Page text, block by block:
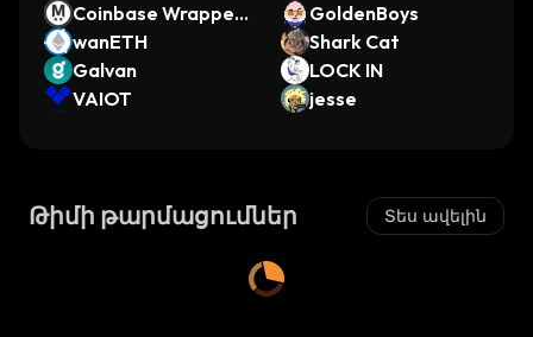
Coinbase Wrapped
MEGA
GoldenBoys
wanETH
Shark Cat
Galvan
LOCK IN
VAIOT
jesse
Թիմի թարմացումներ Տես ավելին